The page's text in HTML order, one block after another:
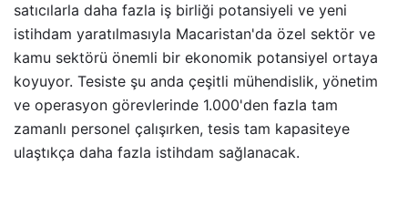
satıcılarla daha fazla iş birliği potansiyeli ve yeni
istihdam yaratılmasıyla Macaristan'da özel sektör ve
kamu sektörü önemli bir ekonomik potansiyel ortaya
koyuyor. Tesiste şu anda çeşitli mühendislik, yönetim
ve operasyon görevlerinde 1.000'den fazla tam
zamanlı personel çalışırken, tesis tam kapasiteye
ulaştıkça daha fazla istihdam sağlanacak.